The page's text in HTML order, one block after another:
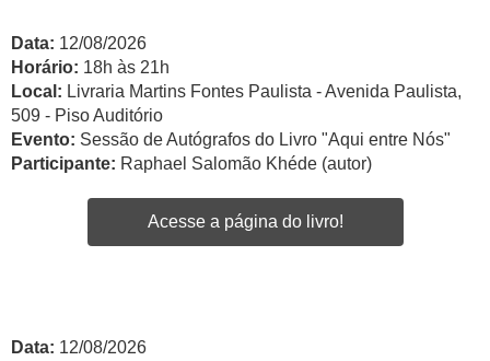
Data: 12/08/2026
Horário: 18h às 21h
Local: Livraria Martins Fontes Paulista - Avenida Paulista,
509 - Piso Auditório
Evento: Sessão de Autógrafos do Livro "Aqui entre Nós"
Participante: Raphael Salomão Khéde (autor)
Acesse a página do livro!
Data: 12/08/2026